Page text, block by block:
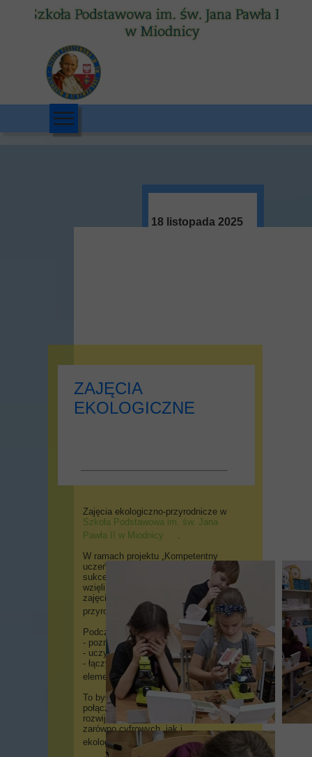
18 listopada 2025
Zajęcia ekologiczno-przyrodnicze w
Szkoła Podstawowa im. św. Jana
Pawła II w Miodnicy
.
W ramach projektu „Kompetentny
uczeń – programowanie kluczem do
sukcesu po szkole” nasi uczniowie
wzięli udział w wyjątkowych
zajęciach ekologiczno-
przyrodniczych
Podczas zajęć:
- poznawali tajemnice przyrody,
- uczyli się, jak dbać o środowisko,
- łączyli wiedzę z ekologią i...
elementami programowania
!
To była wspaniała okazja do
połączenia nauki z zabawą i
rozwijania kompetencji przyszłości –
zarówno cyfrowych, jak i
ekologicznych
.
ZAJĘCIA
EKOLOGICZNE